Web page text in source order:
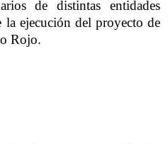
de distintas entidades
la ejecución del proyecto de
Rojo.